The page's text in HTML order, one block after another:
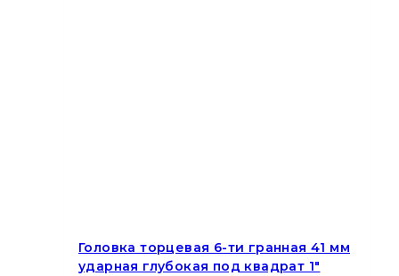
Головка торцевая 6-ти гранная 41 мм
ударная глубокая под квадрат 1″